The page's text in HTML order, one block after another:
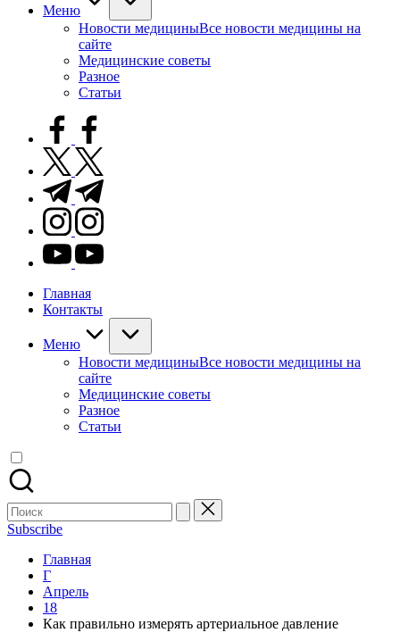
Меню
Новости медициныВсе новости медицины на
сайте
Медицинские советы
Разное
Статьи
facebook.com
twitter.com
t.me
instagram.com
youtube.com
Главная
Контакты
Меню
Новости медициныВсе новости медицины на
сайте
Медицинские советы
Разное
Статьи
Поиск
для:
Subscribe
Главная
Г
Апрель
18
Как правильно измерять артериальное давление